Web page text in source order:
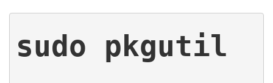
sudo pkgutil